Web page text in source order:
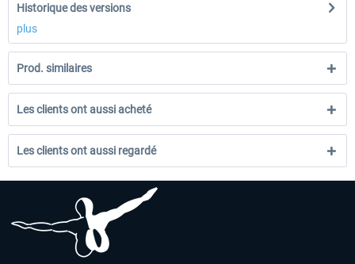
Historique des versions
plus
Prod. similaires
Les clients ont aussi acheté
Les clients ont aussi regardé